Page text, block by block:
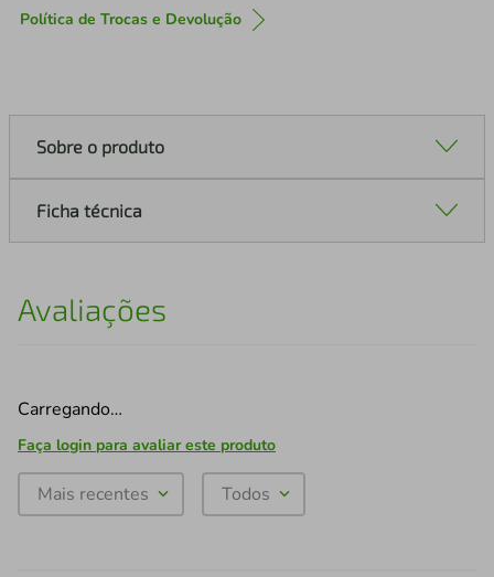
Política de Trocas e Devolução
Sobre o produto
Ficha técnica
Avaliações
Carregando…
Faça login para avaliar este produto
Mais recentes Todos